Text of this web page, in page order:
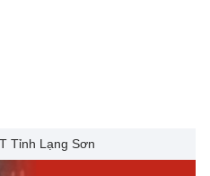
Tỉnh Lạng Sơn